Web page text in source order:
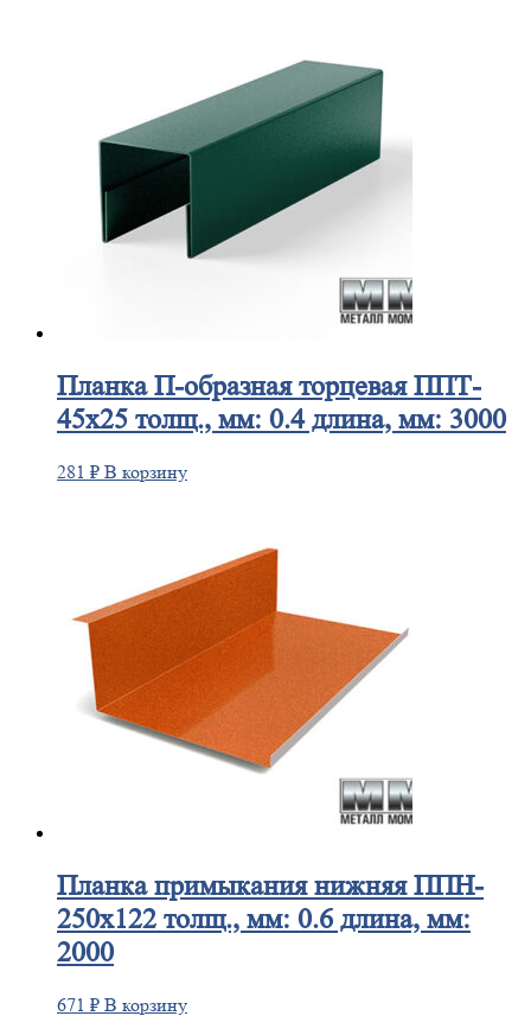
ПланкаП-образная торцевая ППТ-
45х25 толщ., мм: 0.4 длина, мм: 3000
281 ₽ В корзину
Планкапримыкания нижняя ППН-
250х122 толщ., мм: 0.6 длина, мм:
2000
671 ₽ В корзину